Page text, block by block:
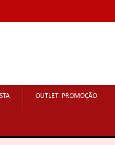
OUTLET- PROMOÇÃO